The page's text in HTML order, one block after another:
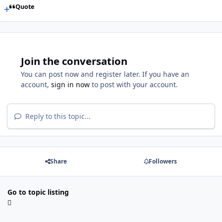
Quote
Join the conversation
You can post now and register later. If you have an
account, sign in now to post with your account.
Reply to this topic...
Share Followers
Go to topic listing